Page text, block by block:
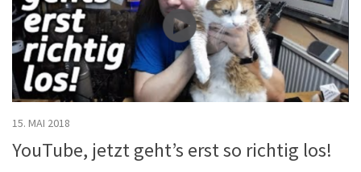
15. MAI 2018
YouTube, jetzt geht’s erst so richtig los!